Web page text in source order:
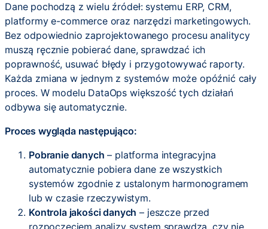
Dane pochodzą z wielu źródeł: systemu ERP, CRM,
platformy e-commerce oraz narzędzi marketingowych.
Bez odpowiednio zaprojektowanego procesu analitycy
muszą ręcznie pobierać dane, sprawdzać ich
poprawność, usuwać błędy i przygotowywać raporty.
Każda zmiana w jednym z systemów może opóźnić cały
proces. W modelu DataOps większość tych działań
odbywa się automatycznie.
Proces wygląda następująco:
Pobranie danych – platforma integracyjna
automatycznie pobiera dane ze wszystkich
systemów zgodnie z ustalonym harmonogramem
lub w czasie rzeczywistym.
Kontrola jakości danych – jeszcze przed